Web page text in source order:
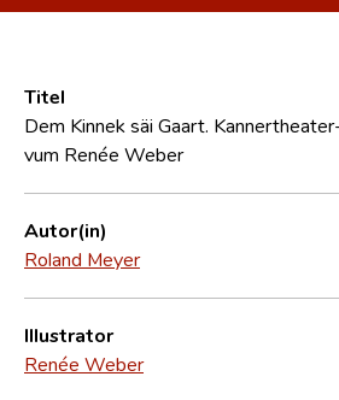
Forschungsgruppe
Titel
Dem Kinnek säi Gaart.
vum Renée Weber
Autor(in)
Roland Meyer
Illustrator
Renée Weber